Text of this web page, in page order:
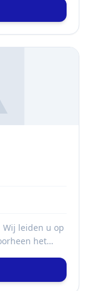
leiden u op
het
daar draait
met